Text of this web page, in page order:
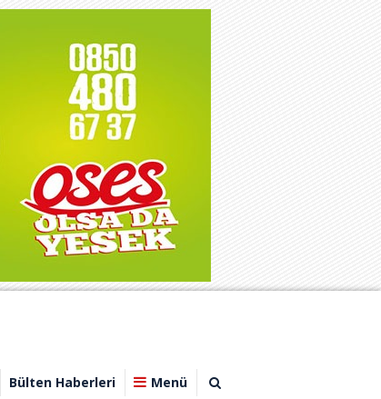
Bülten Haberleri Menü